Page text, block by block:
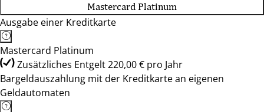
Mastercard Platinum
Ausgabe einer Kreditkarte
Mastercard Platinum
Zusätzliches Entgelt 220,00 € pro Jahr
Bargeldauszahlung mit der Kreditkarte an eigenen
Geldautomaten